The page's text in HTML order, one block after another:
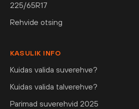
225/65R17
Rehvide otsing
KASULIK INFO
Kuidas valida suverehve?
Kuidas valida talverehve?
Parimad suverehvid 2025